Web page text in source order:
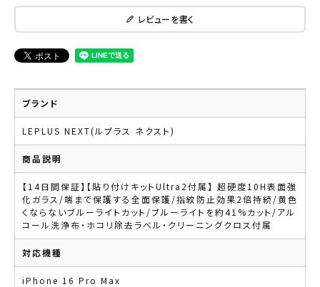
レビューを書く
ブランド
LEPLUS NEXT(ルプラス ネクスト)
商品説明
【14日間保証】【貼り付けキットUltra2付属】 超硬度10H表面強
化ガラス/端まで保護する全面保護/指紋防止効果2倍持続/黄色
くならないブルーライトカット/ブルーライトを約41%カット/アル
コール洗浄布・ホコリ除去ラベル・クリーニングクロス付属
対応機種
iPhone 16 Pro Max